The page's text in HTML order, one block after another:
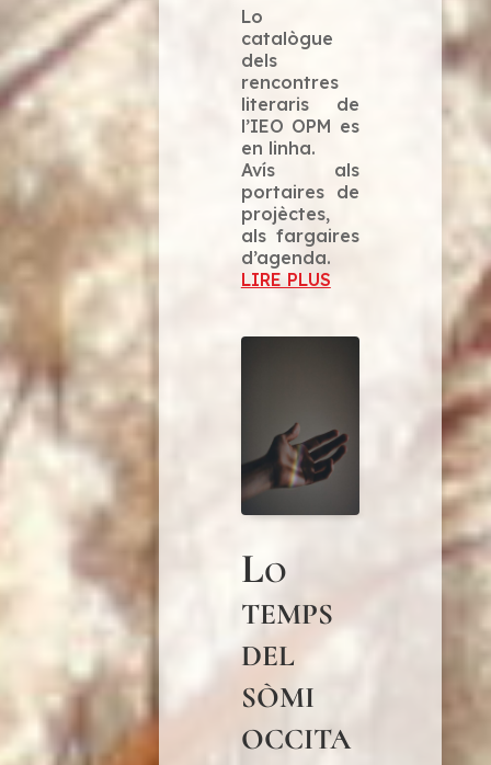
Lo
catalògue
dels
rencontres
literaris de
l’IEO OPM es
en linha.
Avís als
portaires de
projèctes,
als fargaires
d’agenda.
LIRE PLUS
Lo
temps
del
sòmi
occita